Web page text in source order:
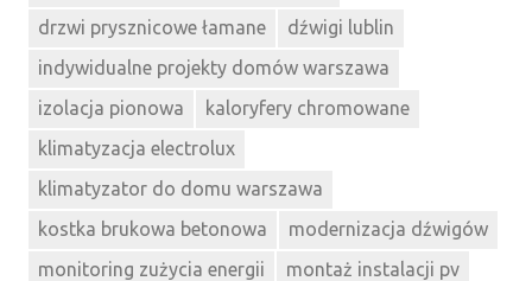
drzwi prysznicowe łamane
dźwigi lublin
indywidualne projekty domów warszawa
izolacja pionowa
kaloryfery chromowane
klimatyzacja electrolux
klimatyzator do domu warszawa
kostka brukowa betonowa
modernizacja dźwigów
monitoring zużycia energii
montaż instalacji pv